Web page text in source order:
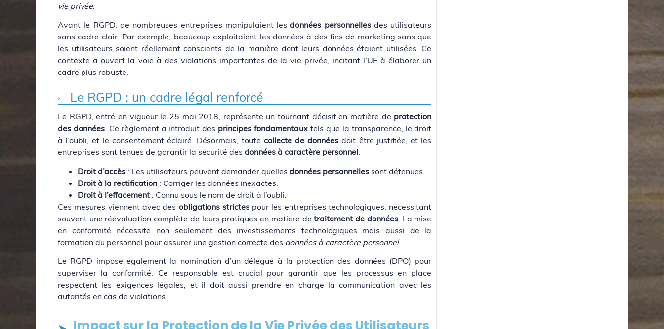
vie privée.
Avant le RGPD, de nombreuses entreprises manipulaient lesdonnées personnellesdes utilisateurs
sans cadre clair. Par exemple, beaucoup exploitaient les données à des fins de marketing sans que
les utilisateurs soient réellement conscients de la manière dont leurs données étaient utilisées. Ce
contexte a ouvert la voie à des violations importantes de la vie privée, incitant l’UE à élaborer un
cadre plus robuste.
Le RGPD : un cadre légal renforcé
Le RGPD, entré en vigueur le 25 mai 2018, représente un tournant décisif en matière de protection
des données. Ce règlement a introduit des principes fondamentaux tels que la transparence, le droit
à l’oubli, et le consentement éclairé. Désormais, toute collecte de données doit être justifiée, et les
entreprises sont tenues de garantir la sécurité des données à caractère personnel.
Droit d’accès : Les utilisateurs peuvent demander quelles données personnelles sont détenues.
Droit à la rectification : Corriger les données inexactes.
Droit à l’effacement : Connu sous le nom de droit à l’oubli.
Ces mesures viennent avec des obligations strictespour les entreprises technologiques, nécessitant
souvent une réévaluation complète de leurs pratiques en matière detraitement de données. La mise
en conformité nécessite non seulement des investissements technologiques mais aussi de la
formation du personnel pour assurer une gestion correcte des données à caractère personnel.
Le RGPD impose également la nomination d’un délégué à la protection des données (DPO) pour
superviser la conformité. Ce responsable est crucial pour garantir que les processus en place
respectent les exigences légales, et il doit aussi prendre en charge la communication avec les
autorités en cas de violations.
Impact sur la Protection de la Vie Privée des Utilisateurs